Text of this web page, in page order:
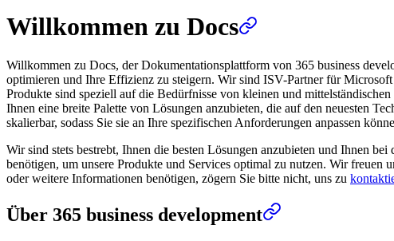
Willkommen zu Docs
Willkommen zu Docs, der Dokumentationsplattform von 365 business
optimieren und Ihre Effizienz zu steigern. Wir sind ISV-Partner für
Produkte sind speziell auf die Bedürfnisse von kleinen und
Ihnen eine breite Palette von Lösungen anzubieten, die auf den neuesten
skalierbar, sodass Sie sie an Ihre spezifischen Anforderungen anpassen
Wir sind stets bestrebt, Ihnen die besten Lösungen anzubieten und Ihnen
benötigen, um unsere Produkte und Services optimal zu nutzen. Wir freuen
oder weitere Informationen benötigen, zögern Sie bitte nicht, uns zu
Über 365 business development